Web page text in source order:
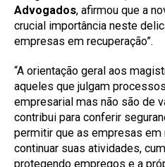
Advogados, afirmou que a
crucial importância neste
empresas em recuperação”.
“A orientação geral aos
aqueles que julgam
empresarial mas não são de
contribui para conferir
permitir que as empresas em
continuar suas atividades,
protegendo empregos e a